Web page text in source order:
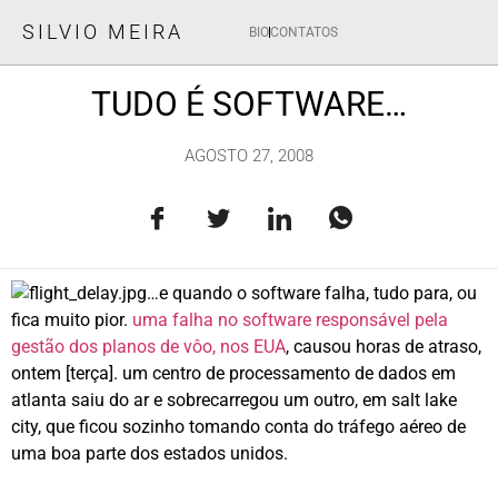
SILVIO MEIRA BIOCONTATOS
TUDO É SOFTWARE…
AGOSTO 27, 2008
…e quando o software falha, tudo para, ou
fica muito pior. uma falha no software responsável pela
gestão dos planos de vôo, nos EUA, causou horas de atraso,
ontem [terça]. um centro de processamento de dados em
atlanta saiu do ar e sobrecarregou um outro, em salt lake
city, que ficou sozinho tomando conta do tráfego aéreo de
uma boa parte dos estados unidos.